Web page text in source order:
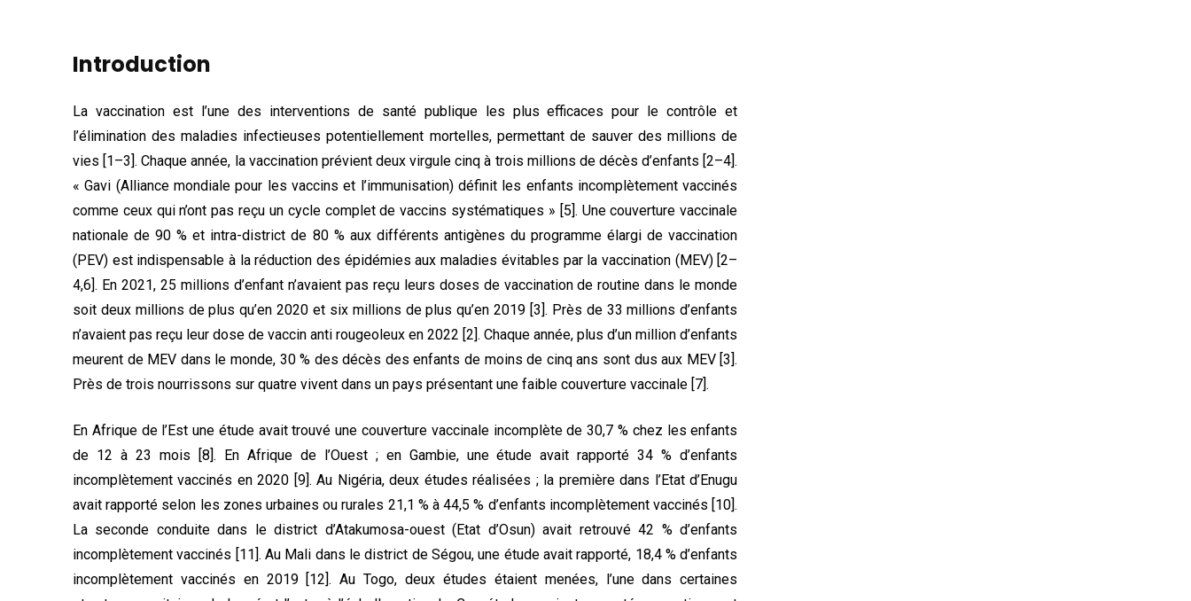
Introduction
La vaccination est l’une des interventions de santé publique les plus efficaces pour le contrôle et
l’élimination des maladies infectieuses potentiellement mortelles, permettant de sauver des millions de
vies [1–3]. Chaque année, la vaccination prévient deux virgule cinq à trois millions de décès d’enfants [2–4].
« Gavi (Alliance mondiale pour les vaccins et l’immunisation) définit les enfants incomplètement vaccinés
comme ceux qui n’ont pas reçu un cycle complet de vaccins systématiques » [5]. Une couverture vaccinale
nationale de 90 % et intra-district de 80 % aux différents antigènes du programme élargi de vaccination
(PEV) est indispensable à la réduction des épidémies aux maladies évitables par la vaccination (MEV) [2–
4,6]. En 2021, 25 millions d’enfant n’avaient pas reçu leurs doses de vaccination de routine dans le monde
soit deux millions de plus qu’en 2020 et six millions de plus qu’en 2019 [3]. Près de 33 millions d’enfants
n’avaient pas reçu leur dose de vaccin anti rougeoleux en 2022 [2]. Chaque année, plus d’un million d’enfants
meurent de MEV dans le monde, 30 % des décès des enfants de moins de cinq ans sont dus aux MEV [3].
Près de trois nourrissons sur quatre vivent dans un pays présentant une faible couverture vaccinale [7].
En Afrique de l’Est une étude avait trouvé une couverture vaccinale incomplète de 30,7 % chez les enfants
de 12 à 23 mois [8]. En Afrique de l’Ouest ; en Gambie, une étude avait rapporté 34 % d’enfants
incomplètement vaccinés en 2020 [9]. Au Nigéria, deux études réalisées ; la première dans l’Etat d’Enugu
avait rapporté selon les zones urbaines ou rurales 21,1 % à 44,5 % d’enfants incomplètement vaccinés [10].
La seconde conduite dans le district d’Atakumosa-ouest (Etat d’Osun) avait retrouvé 42 % d’enfants
incomplètement vaccinés [11]. Au Mali dans le district de Ségou, une étude avait rapporté, 18,4 % d’enfants
incomplètement vaccinés en 2019 [12]. Au Togo, deux études étaient menées, l’une dans certaines